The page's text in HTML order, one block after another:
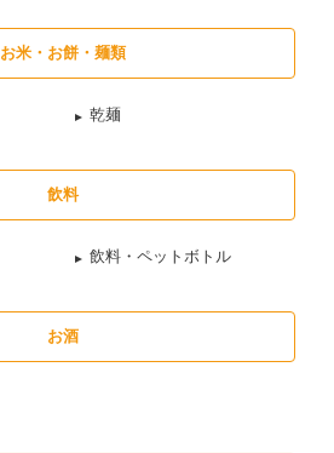
お米・お餅・麺類
乾麺
飲料
飲料・ペットボトル
お酒